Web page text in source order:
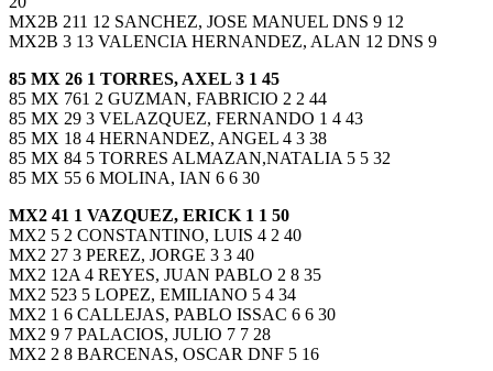
MX2B 211 12 SANCHEZ, JOSE MANUEL DNS 9 12
MX2B 3 13 VALENCIA HERNANDEZ, ALAN 12 DNS 9
85 MX 26 1 TORRES, AXEL 3 1 45
85 MX 761 2 GUZMAN, FABRICIO 2 2 44
85 MX 29 3 VELAZQUEZ, FERNANDO 1 4 43
85 MX 18 4 HERNANDEZ, ANGEL 4 3 38
85 MX 84 5 TORRES ALMAZAN,NATALIA 5 5 32
85 MX 55 6 MOLINA, IAN 6 6 30
MX2 41 1 VAZQUEZ, ERICK 1 1 50
MX2 5 2 CONSTANTINO, LUIS 4 2 40
MX2 27 3 PEREZ, JORGE 3 3 40
MX2 12A 4 REYES, JUAN PABLO 2 8 35
MX2 523 5 LOPEZ, EMILIANO 5 4 34
MX2 1 6 CALLEJAS, PABLO ISSAC 6 6 30
MX2 9 7 PALACIOS, JULIO 7 7 28
MX2 2 8 BARCENAS, OSCAR DNF 5 16